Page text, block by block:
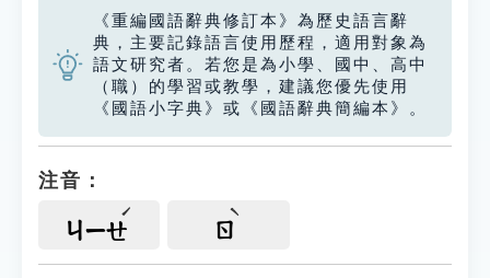
《重編國語辭典修訂本》為歷史語言辭
典，主要記錄語言使用歷程，適用對象為
語文研究者。若您是為小學、國中、高中
（職）的學習或教學，建議您優先使用
《國語小字典》或《國語辭典簡編本》。
注音：
ㄐㄧㄝ ㄖ